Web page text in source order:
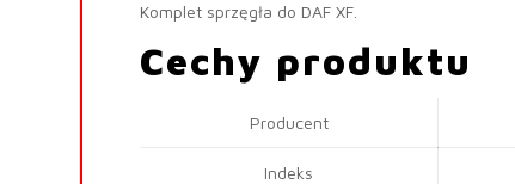
Komplet sprzęgła do DAF XF.
Cechy produktu
Producent
Indeks